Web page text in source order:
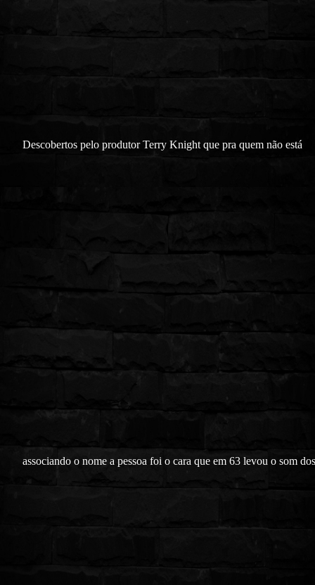
Descobertos pelo produtor Terry Knight que pra quem não está
associando o nome a pessoa foi o cara que em 63 levou o som dos